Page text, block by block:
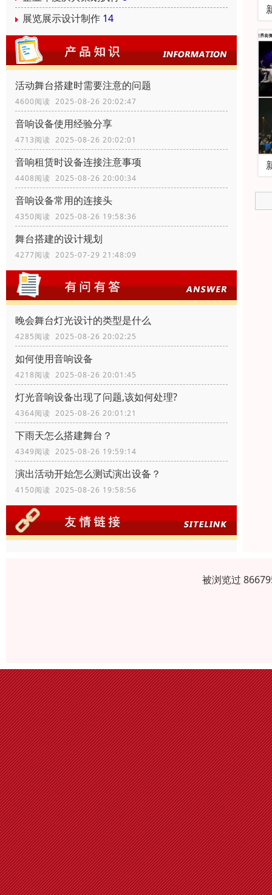
展览展示设计制作 14
活动舞台搭建时需要注意的问题
4600阅读 2025-08-26 20:02:47
音响设备使用经验分享
4713阅读 2025-08-26 20:02:01
音响租赁时设备连接注意事项
4408阅读 2025-08-26 20:00:34
音响设备常用的连接头
4350阅读 2025-08-26 19:58:36
舞台搭建的设计规划
4277阅读 2025-07-29 21:48:09
晚会舞台灯光设计的类型是什么
4285阅读 2025-08-26 20:02:25
如何使用音响设备
4218阅读 2025-08-26 20:01:45
灯光音响设备出现了问题,该如何处理?
4364阅读 2025-08-26 20:01:21
下雨天怎么搭建舞台？
4349阅读 2025-08-26 19:59:14
演出活动开始怎么测试演出设备？
4150阅读 2025-08-26 19:58:56
被浏览过